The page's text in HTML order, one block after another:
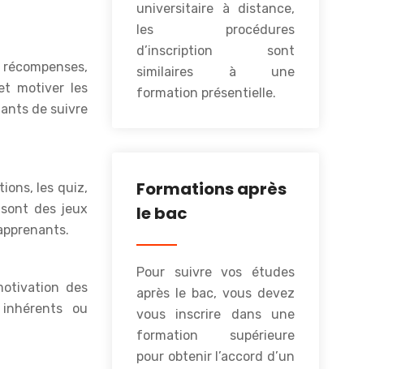
motiver les
de suivre
les quiz,
des jeux
des
ou
universitaire à distance,
les procédures
d’inscription sont
similaires à une
formation présentielle.
Formations après
le bac
Pour suivre vos études
après le bac, vous devez
vous inscrire dans une
formation supérieure
pour obtenir l’accord d’un